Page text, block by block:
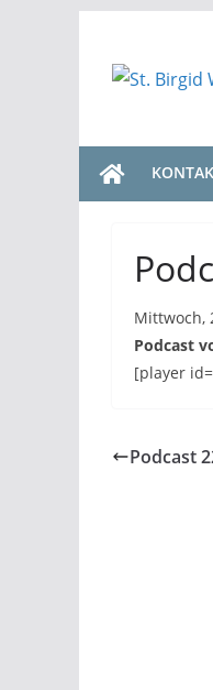
springen
Mittwoch,
Podcast
[player
Podcast